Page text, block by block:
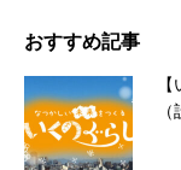
おすすめ記事